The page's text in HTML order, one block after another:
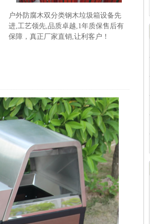
户外防腐木双分类钢木垃圾箱设备先
进,工艺领先,品质卓越,1年质保售后有
保障，真正厂家直销,让利客户！